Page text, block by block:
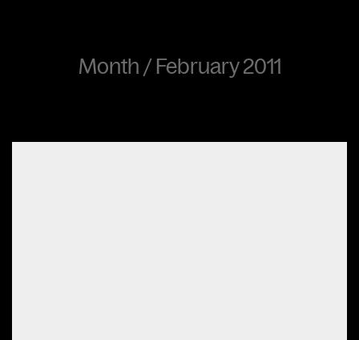
Month / February 2011